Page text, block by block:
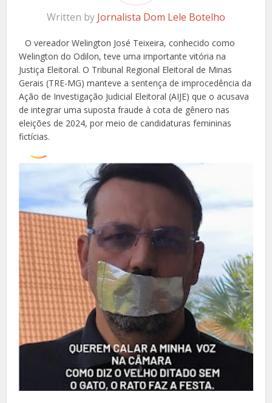
Written by Jornalista Dom Lele Botelho
O vereador Welington José Teixeira, conhecido como
Welington do Odilon, teve uma importante vitória na
Justiça Eleitoral. O Tribunal Regional Eleitoral de Minas
Gerais (TRE-MG) manteve a sentença de improcedência da
Ação de Investigação Judicial Eleitoral (AIJE) que o acusava
de integrar uma suposta fraude à cota de gênero nas
eleições de 2024, por meio de candidaturas femininas
fictícias.